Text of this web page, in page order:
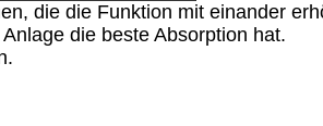
die die Funktion mit einander
die beste Absorption hat.